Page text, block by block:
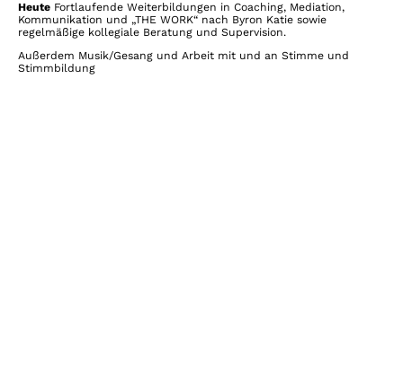
Heute Fortlaufende Weiterbildungen in Coaching, Mediation,
Kommunikation und „THE WORK“ nach Byron Katie sowie
regelmäßige kollegiale Beratung und Supervision.
Außerdem Musik/Gesang und Arbeit mit und an Stimme und
Stimmbildung